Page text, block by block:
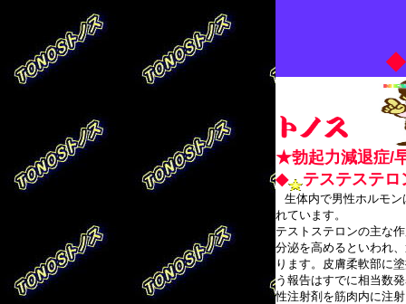
◆
★勃起力減退症/
◆
テステステ
生体内で男性ホルモ
れています。
テストステロンの主な
分泌を高めるといわれ
ります。皮膚柔軟部に
う報告はすでに相当数
性注射剤を筋肉内に注